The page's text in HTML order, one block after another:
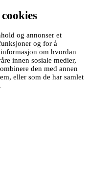
og annonser et
og for å
om hvordan
innen sosiale medier,
den med annen
eller som de har samlet